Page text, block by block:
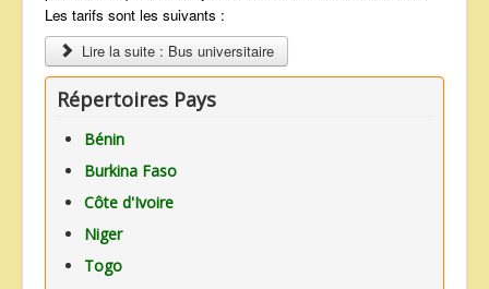
Les tarifs sont les suivants :
Lire la suite : Bus universitaire
Répertoires Pays
Bénin
Burkina Faso
Côte d'Ivoire
Niger
Togo